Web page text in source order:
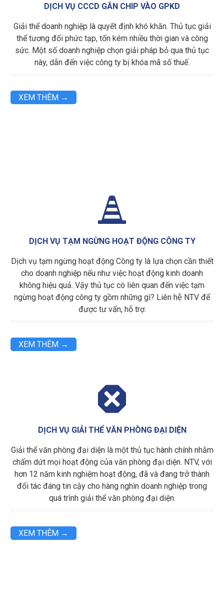
DỊCH VỤ CCCD GẮN CHIP VÀO GPKD
Giải thể doanh nghiệp là quyết định khó khăn. Thủ tục giải
thể tương đối phức tạp, tốn kém nhiều thời gian và công
sức. Một số doanh nghiệp chọn giải pháp bỏ qua thủ tục
này, dẫn đến việc công ty bị khóa mã số thuế.
XEM THÊM →

DỊCH VỤ TẠM NGỪNG HOẠT ĐỘNG CÔNG TY
Dịch vụ tạm ngừng hoạt động Công ty là lựa chọn cần thiết
cho doanh nghiệp nếu như việc hoạt động kinh doanh
không hiệu quả. Vậy thủ tục có liên quan đến việc tạm
ngừng hoạt động công ty gồm những gì? Liên hệ NTV để
được tư vấn, hỗ trợ.
XEM THÊM →

DỊCH VỤ GIẢI THỂ VĂN PHÒNG ĐẠI DIỆN
Giải thể văn phòng đại diện là một thủ tục hành chính nhằm
chấm dứt mọi hoạt động của văn phòng đại diện. NTV, với
hơn 12 năm kinh nghiệm hoạt động, đã và đang trở thành
đối tác đáng tin cậy cho hàng nghìn doanh nghiệp trong
quá trình giải thể văn phòng đại diện.
XEM THÊM →